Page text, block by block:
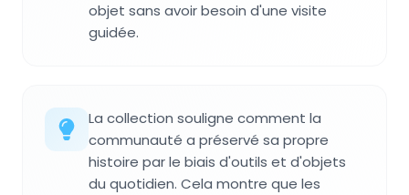
objet sans avoir besoin d'une visite
guidée.
La collection souligne comment la
communauté a préservé sa propre
histoire par le biais d'outils et d'objets
du quotidien. Cela montre que les